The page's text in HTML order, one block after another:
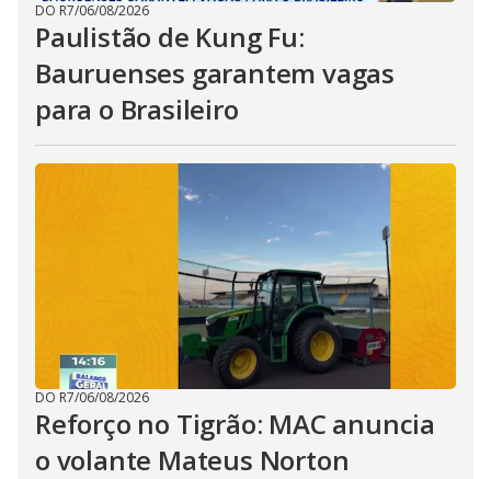
DO R7/06/08/2026
Paulistão de Kung Fu:
Bauruenses garantem vagas
para o Brasileiro
DO R7/06/08/2026
Reforço no Tigrão: MAC anuncia
o volante Mateus Norton